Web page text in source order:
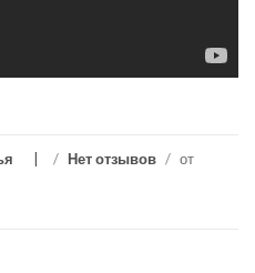
/ Нет отзывов / от